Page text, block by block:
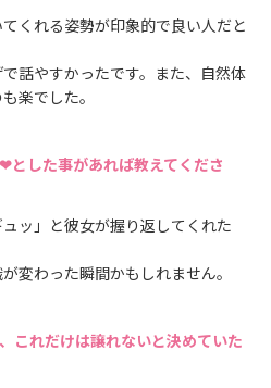
くれる姿勢が印象的で良い人だと
話やすかったです。また、自然体
楽でした。
とした事があれば教えてくださ
ッ」と彼女が握り返してくれた
変わった瞬間かもしれません。
これだけは譲れないと決めていた